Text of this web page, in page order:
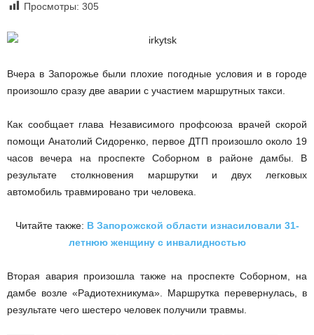
Просмотры: 305
Вчера в Запорожье были плохие погодные условия и в городе
произошло сразу две аварии с участием маршрутных такси.
Как сообщает глава Независимого профсоюза врачей скорой
помощи Анатолий Сидоренко, первое ДТП произошло около 19
часов вечера на проспекте Соборном в районе дамбы. В
результате столкновения маршрутки и двух легковых
автомобиль травмировано три человека.
Читайте также: В Запорожской области изнасиловали 31-
летнюю женщину с инвалидностью
Вторая авария произошла также на проспекте Соборном, на
дамбе возле «Радиотехникума». Маршрутка перевернулась, в
результате чего шестеро человек получили травмы.